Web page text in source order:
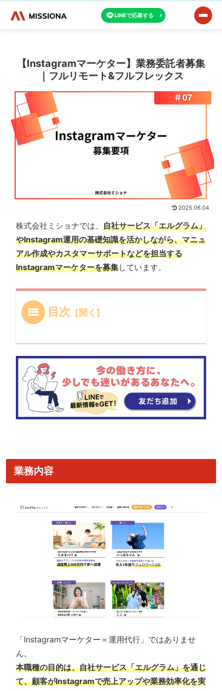
LINEで応募する
【Instagramマーケター】業務委託者募集
｜フルリモート&フルフレックス
2025.06.04
株式会社ミショナでは、 自社サービス「エルグラム」
やInstagram運用の基礎知識を活かしながら、マニュ
アル作成やカスタマーサポートなどを担当する
Instagramマーケターを募集しています。
目次
業務内容
「Instagramマーケター＝運用代行」ではありませ
ん。
本職種の目的は、自社サービス「エルグラム」を通じ
て、顧客がInstagramで売上アップや業務効率化を実